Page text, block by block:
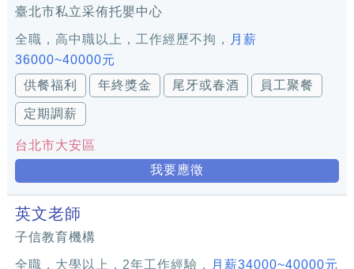
臺北市私立采侑托嬰中心
全職，高中職以上，工作經歷不拘，
月薪
36000~40000元
供餐福利
年終獎金 尾牙或春酒 員工聚餐
定期調薪
台北市大安區
我要應徵
英文老師
子信教育機構
全職，大學以上，2年工作經驗，
月薪34000~40000元